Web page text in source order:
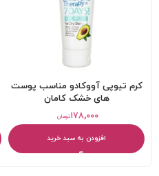
کرم تيوپی آووکادو مناسب پوست
های خشک کامان
تومان۱۷۸,۰۰۰
افزودن به سبد خرید